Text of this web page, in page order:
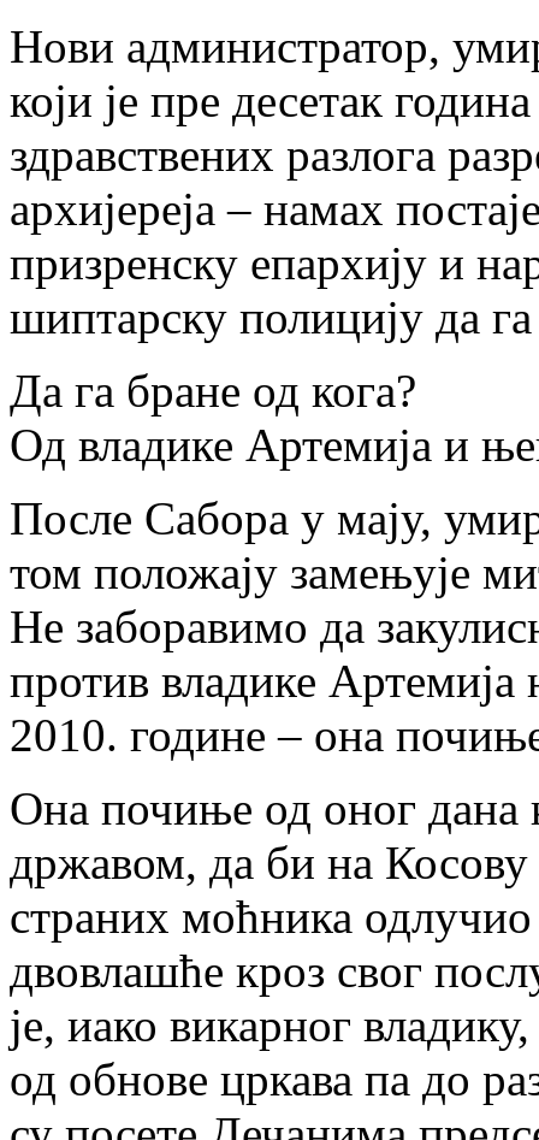
Нови администратор,
који је пре десетак
здравствених разлога
архијереја – намах
призренску епархију и
шиптарску полицију да
Да га бране од кога?
Од владике Артемија и
После Сабора у мају,
том положају замењује
Не заборавимо да
против владике
2010. године – она
Она почиње од оног дана
државом, да би на
страних моћника
двовлашће кроз свог
је, иако викарног
од обнове цркава па до